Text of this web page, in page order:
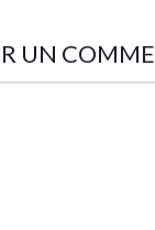
UN